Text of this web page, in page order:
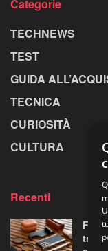
Categorie
TECHNEWS
TEST
GUIDA
TECNICA
CURIOSITÀ
CULTURA
Recenti